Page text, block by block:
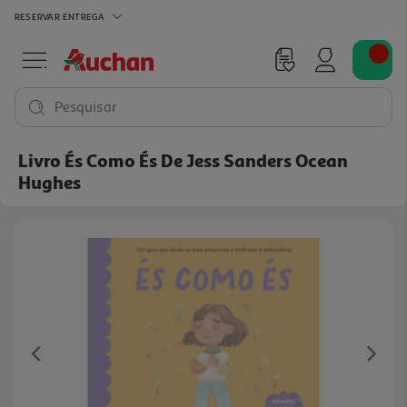
RESERVAR ENTREGA
Pesquisar
Livro És Como És De Jess Sanders Ocean
Hughes
Previous